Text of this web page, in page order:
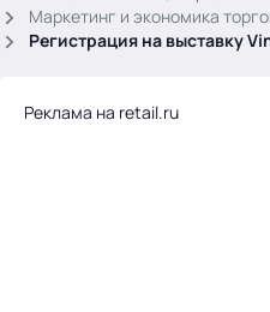
Маркетинг и экономика
Регистрация на выставку
Реклама на retail.ru